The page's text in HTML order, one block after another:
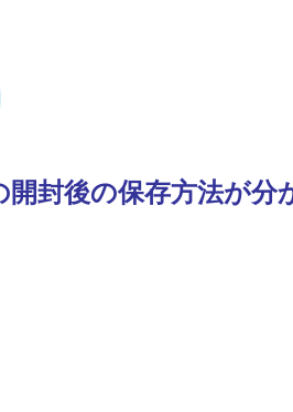
開封後の保存方法が分